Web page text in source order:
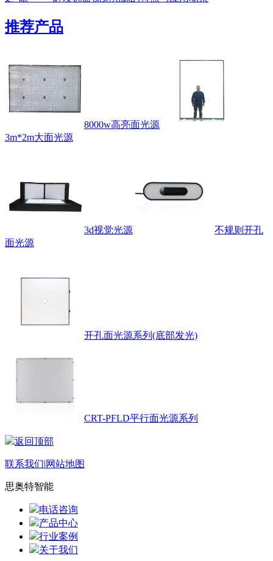
推荐产品
8000w高亮面光源
3m*2m大面光源
3d视觉光源
不规则开孔
面光源
开孔面光源系列(底部发光)
CRT-PFLD平行面光源系列
返回顶部
联系我们|网站地图
思奥特智能
电话咨询
产品中心
行业案例
关于我们